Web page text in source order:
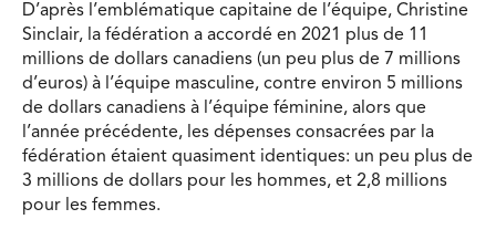
D’après l’emblématique capitaine de l’équipe, Christine
Sinclair, la fédération a accordé en 2021 plus de 11
millions de dollars canadiens (un peu plus de 7 millions
d’euros) à l’équipe masculine, contre environ 5 millions
de dollars canadiens à l’équipe féminine, alors que
l’année précédente, les dépenses consacrées par la
fédération étaient quasiment identiques: un peu plus de
3 millions de dollars pour les hommes, et 2,8 millions
pour les femmes.